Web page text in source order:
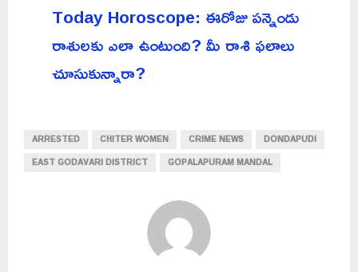
Today Horoscope: ఈరోజు పన్నెండు
రాశులకు ఎలా ఉంటుంది? మీ రాశి ఫలాలు
చూసుకున్నారా?
ARRESTED CHITER WOMEN CRIME NEWS
DONDAPUDI
EAST GODAVARI DISTRICT
GOPALAPURAM MANDAL